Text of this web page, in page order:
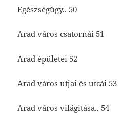
Egészségügy.. 50
Arad város csatornái 51
Arad épületei 52
Arad város utjai és utcái 53
Arad város világitása.. 54